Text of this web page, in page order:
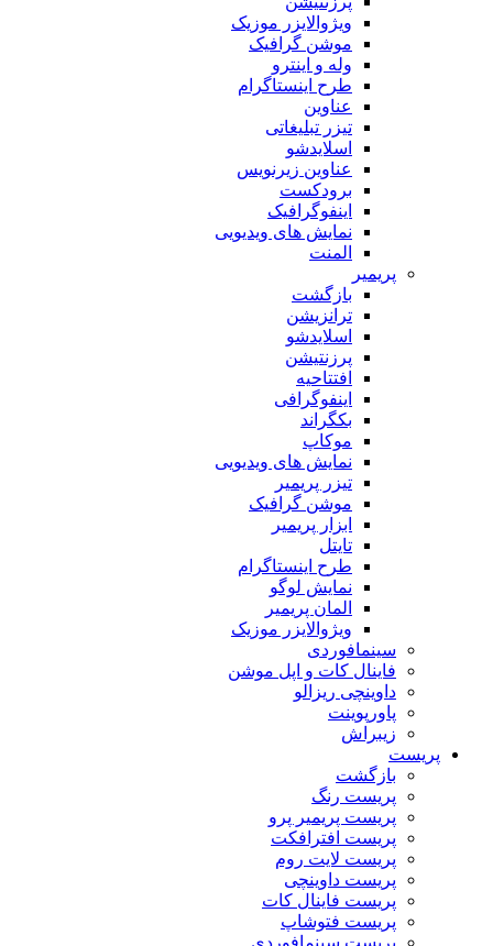
ویژوالایزر موزیک
موشن گرافیک
وله و اینترو
طرح اینستاگرام
عناوین
تیزر تبلیغاتی
اسلایدشو
عناوین زیرنویس
برودکست
اینفوگرافیک
نمایش های ویدیویی
المنت
پریمیر
بازگشت
ترانزیشن
اسلایدشو
پرزنتیشن
افتتاحیه
اینفوگرافی
بکگراند
موکاپ
نمایش های ویدیویی
تیزر پریمیر
موشن گرافیک
ابزار پریمیر
تایتل
طرح اینستاگرام
نمایش لوگو
المان پریمیر
ویژوالایزر موزیک
سینمافوردی
فاینال کات و اپل موشن
داوینچی ریزالو
پاورپوینت
زیبراش
پریست
بازگشت
پریست رنگ
پریست پریمیر پرو
پریست افترافکت
پریست لایت روم
پریست داوینچی
پریست فاینال کات
پریست فتوشاپ
پریست سینمافوردی